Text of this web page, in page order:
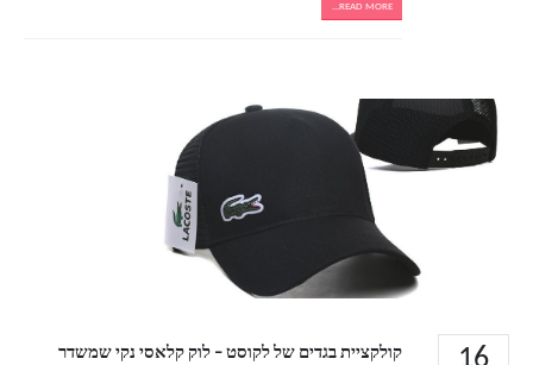
READ MORE...
קולקציית בגדים של לקוסט – לוק קלאסי נקי שמשדר